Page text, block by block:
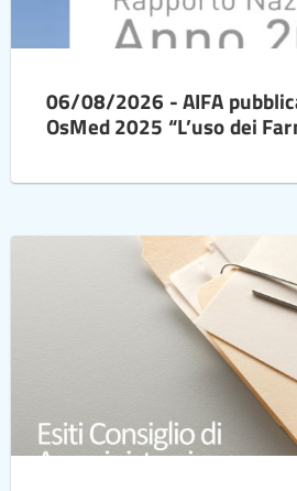
06/08/2026 - AIFA
OsMed 2025 “L’uso dei